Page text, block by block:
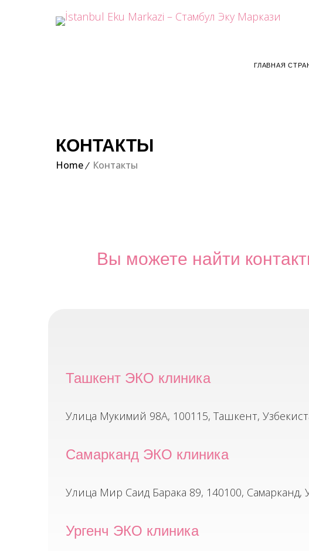
ГЛАВНАЯ
КОНТАКТЫ
Home Контакты
Вы можете найти
Ташкент ЭКО клиника
Улица Мукимий 98A, 100115, Ташкент,
Самарканд ЭКО клиника
Улица Мир Саид Барака 89, 140100, Самарканд,
Ургенч ЭКО клиника